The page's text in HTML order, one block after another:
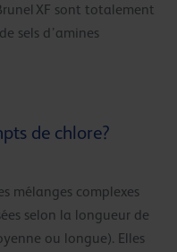
XF sont totalement
sels d’amines
de chlore?
mélanges complexes
selon la longueur de
ou longue). Elles